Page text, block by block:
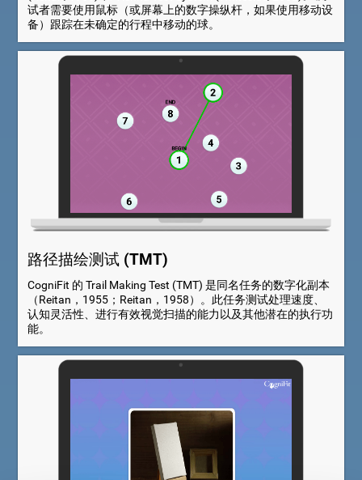
试者需要使用鼠标（或屏幕上的数字操纵杆，如果使用移动设
备）跟踪在未确定的行程中移动的球。
路径描绘测试 (TMT)
CogniFit 的 Trail Making Test (TMT) 是同名任务的数字化副本
（Reitan，1955；Reitan，1958）。此任务测试处理速度、
认知灵活性、进行有效视觉扫描的能力以及其他潜在的执行功
能。